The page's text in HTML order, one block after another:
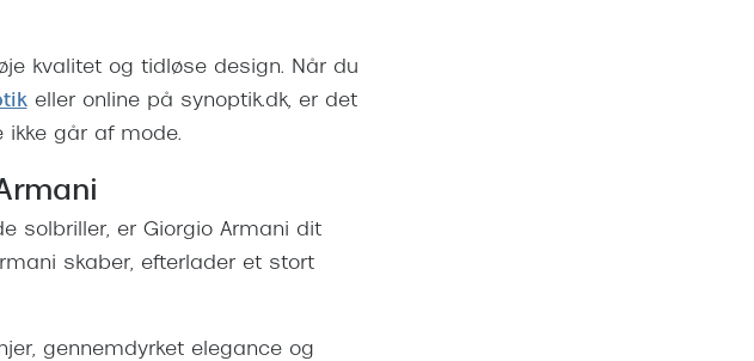
kvalitet og tidløse design. Når du
eller online på synoptik.dk, er det
ikke går af mode.
solbriller, er Giorgio Armani dit
skaber, efterlader et stort
gennemdyrket elegance og